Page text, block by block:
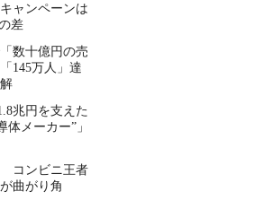
ャンペーンは
差
数十億円の売
145万人」達
兆円を支えた
体メーカー”」
コンビニ王者
曲がり角